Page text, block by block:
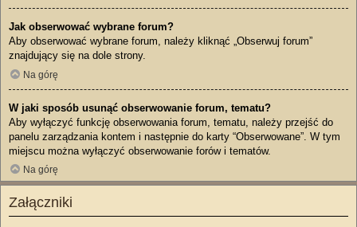
Jak obserwować wybrane forum?
Aby obserwować wybrane forum, należy kliknąć „Obserwuj forum”
znajdujący się na dole strony.
Na górę
W jaki sposób usunąć obserwowanie forum, tematu?
Aby wyłączyć funkcję obserwowania forum, tematu, należy przejść do
panelu zarządzania kontem i następnie do karty “Obserwowane”. W tym
miejscu można wyłączyć obserwowanie forów i tematów.
Na górę
Załączniki